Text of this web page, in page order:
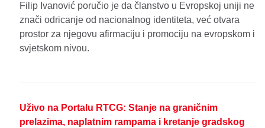
Filip Ivanović poručio je da članstvo u Evropskoj uniji ne
znači odricanje od nacionalnog identiteta, već otvara
prostor za njegovu afirmaciju i promociju na evropskom i
svjetskom nivou.
Uživo na Portalu RTCG: Stanje na graničnim
prelazima, naplatnim rampama i kretanje gradskog